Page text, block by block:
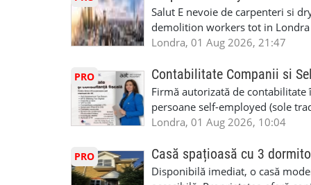
de 1/sapt) -tel- 07440366084
Salut E nevoie de carpenteri si
demolition workers tot in
Londra, 01 Aug 2026, 21:47
PRO Contabilitate Companii si
Firmă autorizată de contabilitate
persoane self-employed (sole
închiriate (landlords) Serviciile
HMRC: PAYE / VAT / CIS ✔
Consultanță fiscală ✔ Declarații
Londra, 01 Aug 2026, 10:04
PRO Casă spațioasă cu 3
Disponibilă imediat, o casă